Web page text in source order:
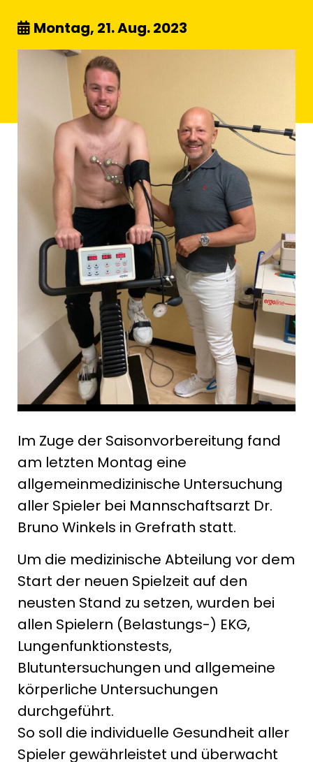
Montag, 21. Aug. 2023
Im Zuge der Saisonvorbereitung fand
am letzten Montag eine
allgemeinmedizinische Untersuchung
aller Spieler bei Mannschaftsarzt Dr.
Bruno Winkels in Grefrath statt.
Um die medizinische Abteilung vor dem
Start der neuen Spielzeit auf den
neusten Stand zu setzen, wurden bei
allen Spielern (Belastungs-) EKG,
Lungenfunktionstests,
Blutuntersuchungen und allgemeine
körperliche Untersuchungen
durchgeführt.
So soll die individuelle Gesundheit aller
Spieler gewährleistet und überwacht